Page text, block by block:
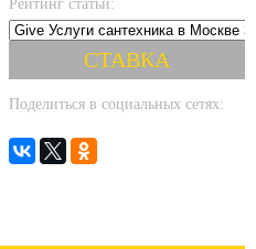
Рейтинг статьи:
Поделиться в социальных сетях: